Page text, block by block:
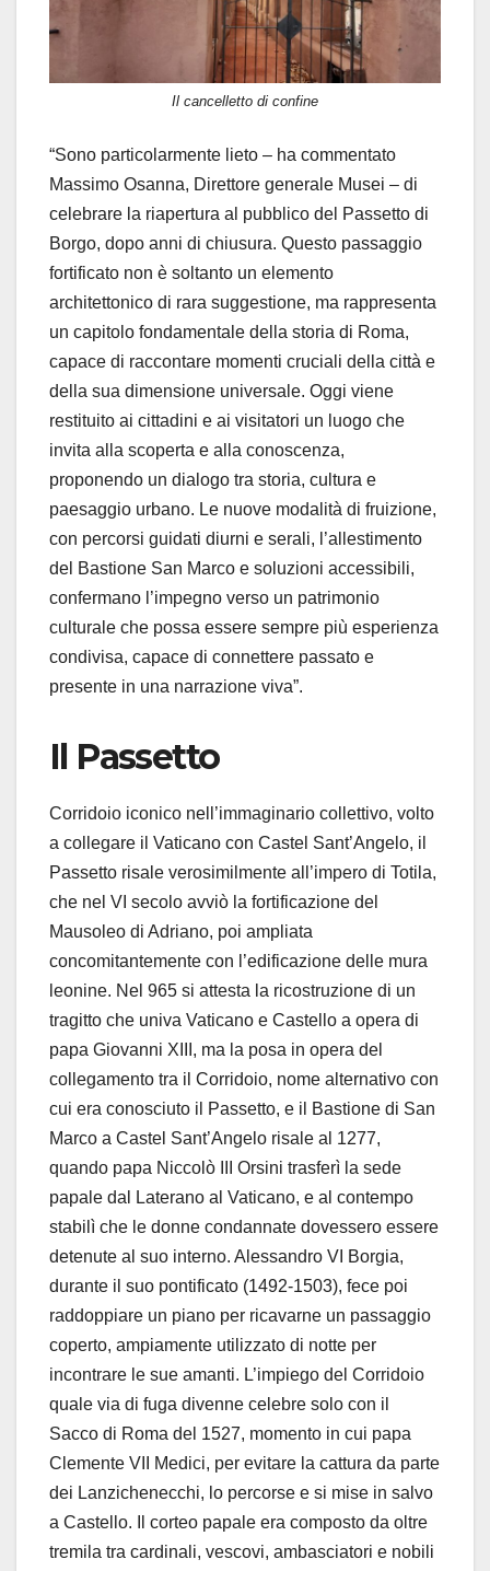
Il cancelletto di confine
“Sono particolarmente lieto – ha commentato
Massimo Osanna, Direttore generale Musei – di
celebrare la riapertura al pubblico del Passetto di
Borgo, dopo anni di chiusura. Questo passaggio
fortificato non è soltanto un elemento
architettonico di rara suggestione, ma rappresenta
un capitolo fondamentale della storia di Roma,
capace di raccontare momenti cruciali della città e
della sua dimensione universale. Oggi viene
restituito ai cittadini e ai visitatori un luogo che
invita alla scoperta e alla conoscenza,
proponendo un dialogo tra storia, cultura e
paesaggio urbano. Le nuove modalità di fruizione,
con percorsi guidati diurni e serali, l’allestimento
del Bastione San Marco e soluzioni accessibili,
confermano l’impegno verso un patrimonio
culturale che possa essere sempre più esperienza
condivisa, capace di connettere passato e
presente in una narrazione viva”.
Il Passetto
Corridoio iconico nell’immaginario collettivo, volto
a collegare il Vaticano con Castel Sant’Angelo, il
Passetto risale verosimilmente all’impero di Totila,
che nel VI secolo avviò la fortificazione del
Mausoleo di Adriano, poi ampliata
concomitantemente con l’edificazione delle mura
leonine. Nel 965 si attesta la ricostruzione di un
tragitto che univa Vaticano e Castello a opera di
papa Giovanni XIII, ma la posa in opera del
collegamento tra il Corridoio, nome alternativo con
cui era conosciuto il Passetto, e il Bastione di San
Marco a Castel Sant’Angelo risale al 1277,
quando papa Niccolò III Orsini trasferì la sede
papale dal Laterano al Vaticano, e al contempo
stabilì che le donne condannate dovessero essere
detenute al suo interno. Alessandro VI Borgia,
durante il suo pontificato (1492-1503), fece poi
raddoppiare un piano per ricavarne un passaggio
coperto, ampiamente utilizzato di notte per
incontrare le sue amanti. L’impiego del Corridoio
quale via di fuga divenne celebre solo con il
Sacco di Roma del 1527, momento in cui papa
Clemente VII Medici, per evitare la cattura da parte
dei Lanzichenecchi, lo percorse e si mise in salvo
a Castello. Il corteo papale era composto da oltre
tremila tra cardinali, vescovi, ambasciatori e nobili